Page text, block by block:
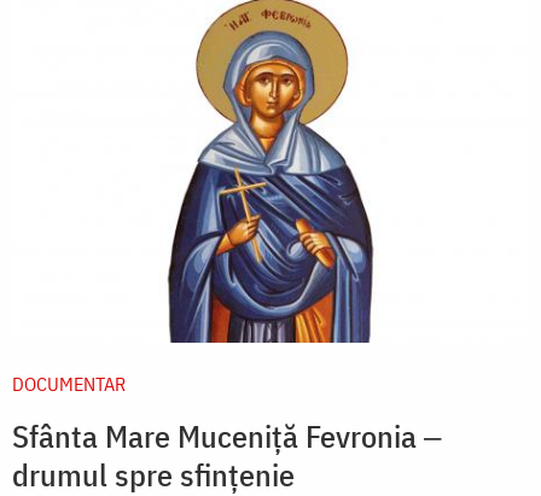
DOCUMENTAR
Sfânta Mare Muceniță Fevronia ‒
drumul spre sfințenie